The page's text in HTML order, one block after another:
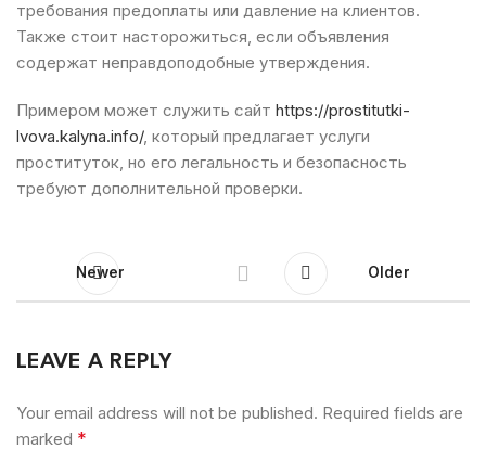
требования предоплаты или давление на клиентов.
Также стоит насторожиться, если объявления
содержат неправдоподобные утверждения.
Примером может служить сайт https://prostitutki-
lvova.kalyna.info/, который предлагает услуги
проституток, но его легальность и безопасность
требуют дополнительной проверки.
Newer Older
LEAVE A REPLY
Your email address will not be published. Required fields are
marked *